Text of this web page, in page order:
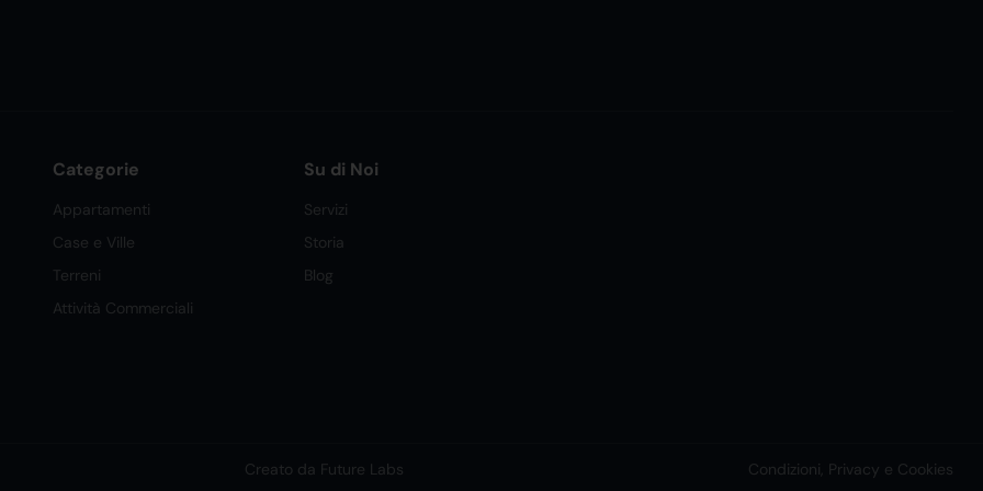
Categorie
Appartamenti
Case e Ville
Terreni
Attività Commerciali
Su di Noi
Servizi
Storia
Blog
Creato da Future Labs Condizioni, Privacy e Cookies